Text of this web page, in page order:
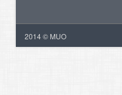
2014 © MUO